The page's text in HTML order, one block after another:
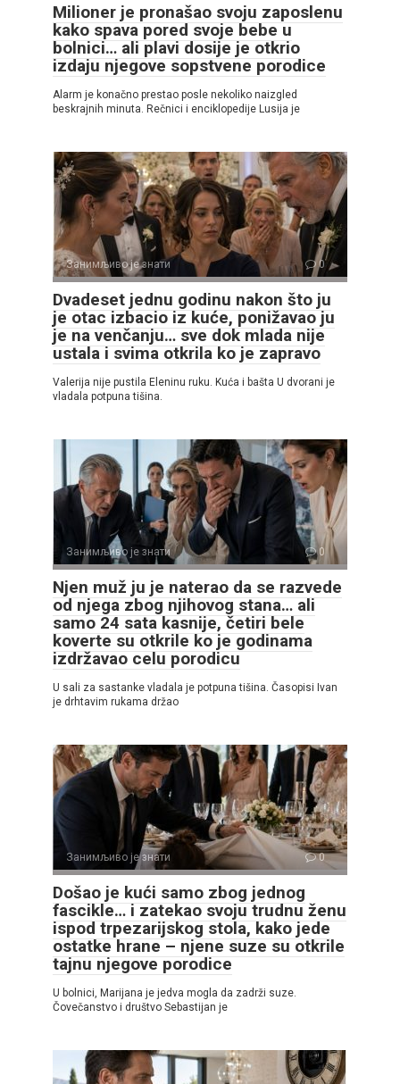
Milioner je pronašao svoju zaposlenu
kako spava pored svoje bebe u
bolnici… ali plavi dosije je otkrio
izdaju njegove sopstvene porodice
Alarm je konačno prestao posle nekoliko naizgled
beskrajnih minuta. Rečnici i enciklopedije Lusija je
Занимљиво је знати 0
Dvadeset jednu godinu nakon što ju
je otac izbacio iz kuće, ponižavao ju
je na venčanju… sve dok mlada nije
ustala i svima otkrila ko je zapravo
Valerija nije pustila Eleninu ruku. Kuća i bašta U dvorani je
vladala potpuna tišina.
Занимљиво је знати 0
Njen muž ju je naterao da se razvede
od njega zbog njihovog stana… ali
samo 24 sata kasnije, četiri bele
koverte su otkrile ko je godinama
izdržavao celu porodicu
U sali za sastanke vladala je potpuna tišina. Časopisi Ivan
je drhtavim rukama držao
Занимљиво је знати 0
Došao je kući samo zbog jednog
fascikle… i zatekao svoju trudnu ženu
ispod trpezarijskog stola, kako jede
ostatke hrane – njene suze su otkrile
tajnu njegove porodice
U bolnici, Marijana je jedva mogla da zadrži suze.
Čovečanstvo i društvo Sebastijan je